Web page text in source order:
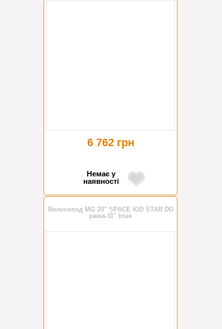
6 762 грн
Немає у
наявності
Велосипед MG 20" SPACE KID STAR DD
рама-11" blue